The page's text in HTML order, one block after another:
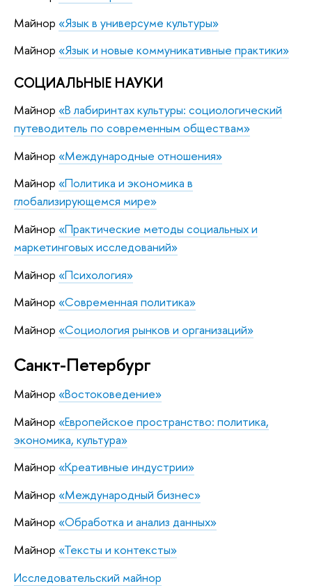
Майнор «Язык в универсуме культуры»
Майнор «Язык и новые коммуникативные практики»
СОЦИАЛЬНЫЕ НАУКИ
Майнор «В лабиринтах культуры: социологический
путеводитель по современным обществам»
Майнор «Международные отношения»
Майнор «Политика и экономика в
глобализирующемся мире»
Майнор «Практические методы социальных и
маркетинговых исследований»
Майнор «Психология»
Майнор «Современная политика»
Майнор «Социология рынков и организаций»
Санкт-Петербург
Майнор «Востоковедение»
Майнор «Европейское пространство: политика,
экономика, культура»
Майнор «Креативные индустрии»
Майнор «Международный бизнес»
Майнор «Обработка и анализ данных»
Майнор «Тексты и контексты»
Исследовательский майнор